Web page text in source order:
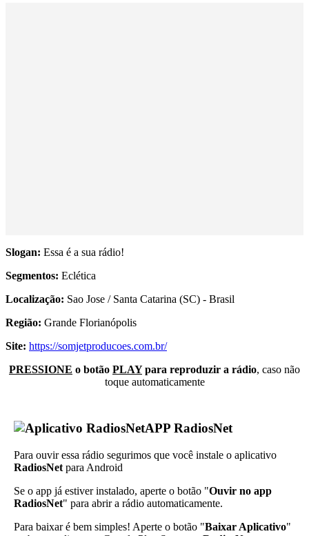
Slogan: Essa é a sua rádio!
Segmentos: Eclética
Localização: Sao Jose / Santa Catarina (SC) - Brasil
Região: Grande Florianópolis
Site: https://somjetproducoes.com.br/
PRESSIONE o botão PLAYpara reproduzir a rádio, caso não
toque automaticamente
APP RadiosNet
Para ouvir essa rádio segurimos que você instale o aplicativo
RadiosNet para Android
Se o app já estiver instalado, aperte o botão "Ouvir no app
RadiosNet" para abrir a rádio automaticamente.
Para baixar é bem simples! Aperte o botão "Baixar Aplicativo"